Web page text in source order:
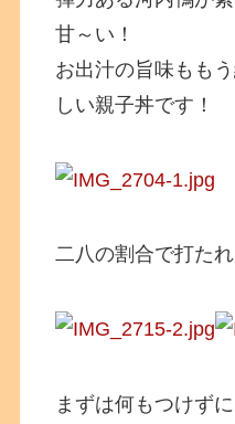
甘～い！
お出汁の旨味もも
しい親子丼です！
二八の割合で打た
まずは何もつけず